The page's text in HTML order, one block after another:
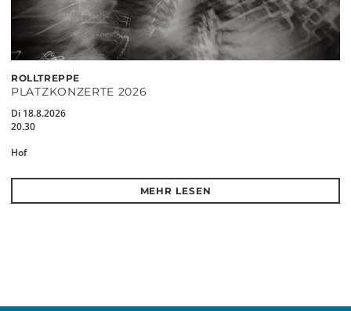
ROLLTREPPE
PLATZKONZERTE 2026
Di 18.8.2026
20.30
Hof
MEHR LESEN